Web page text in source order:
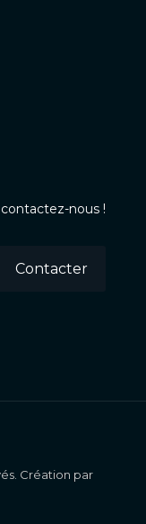
nous !
Contacter
Création par